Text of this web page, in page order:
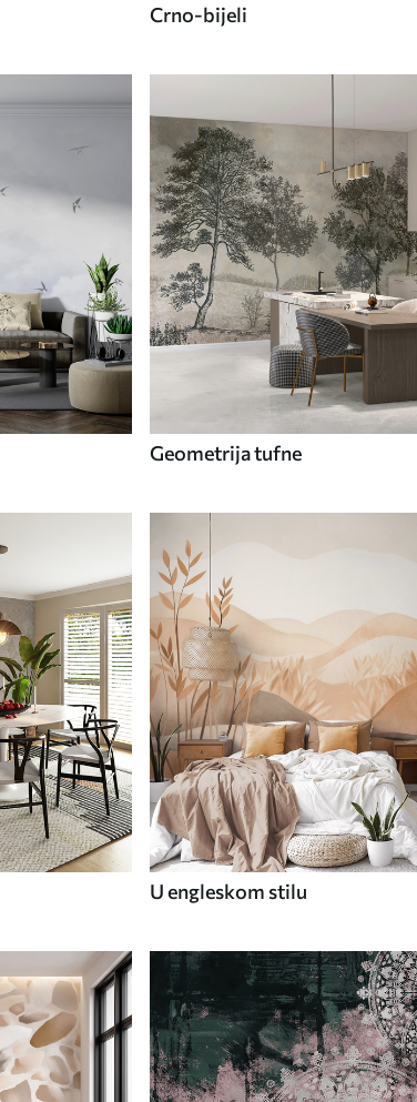
Crno-bijeli
Geometrija tufne
U engleskom stilu